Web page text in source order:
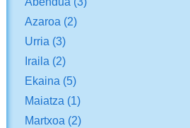
Azaroa (2)
Urria (3)
Iraila (2)
Ekaina (5)
Maiatza (1)
Martxoa (2)